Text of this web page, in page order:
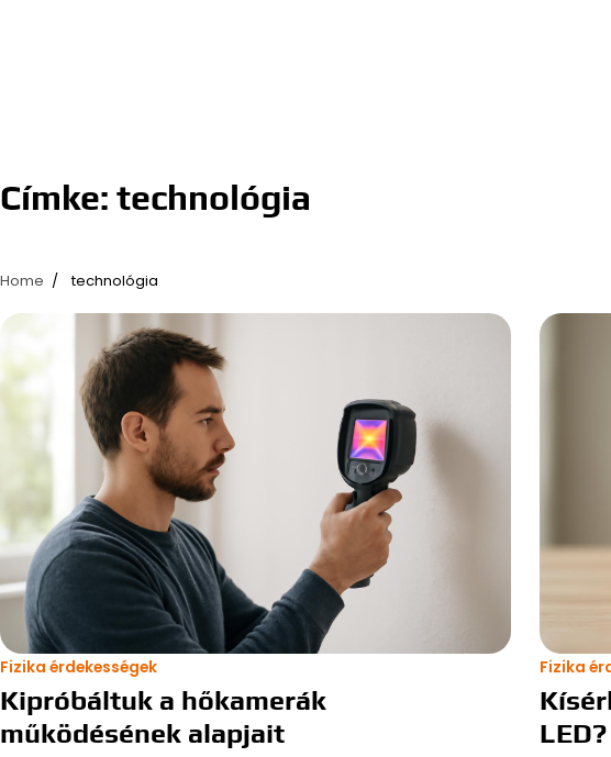
Címke: technológia
Home technológia
Fizika érdekességek
Kipróbáltuk a hőkamerák
működésének alapjait
Fizika
LED?